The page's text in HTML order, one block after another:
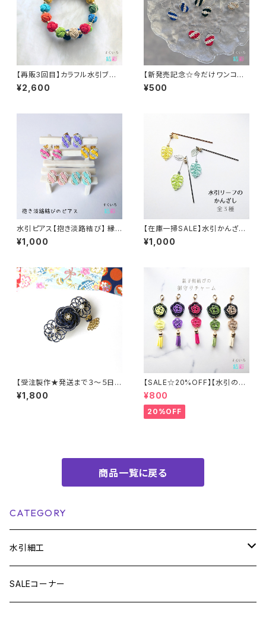
【再販3回目】カラフル水引ブレ
スレット～17色の彩り～｜伝統
工芸で結ぶサステナブルな願い
¥2,600
【新発売記念☆今だけワンコイ
ン♪】水引【揺れる抱き淡路結び
のピアス②】 イヤリングや樹脂フ
¥500
水引ピアス【抱き淡路結び】 縁
起物 サージカルステンレス使用
¥1,000
【在庫一掃SALE】水引かんざし
【リーフ】 簪 帯に挿して帯飾り
にも。 涼し気 夏祭り 和装 着物
¥1,000
【受注製作★発送まで３～５日★
金具シルバーのみ】水引 髪飾り
【大人カラー・花髪飾り・ネイビ
¥1,800
【SALE☆20%OFF】【水引の親
子梅結びの御守りチャーム①】
全５色 推し活
¥800
20%OFF
商品一覧に戻る
CATEGORY
水引細工
雑貨
SALEコーナー